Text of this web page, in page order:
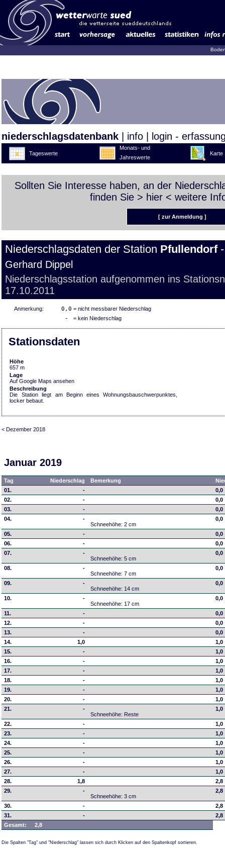
niederschlagsdatenbank info login -
Tageswerte
Monats- und
Jahreswerte
Karte
Sollten Sie Interesse haben, an der
finden Sie > hier < weitere
[ zur Anmeldung ]
Niederschlagsdaten der Station Pfullendorf-
Gerhard Dippel
Niederschlagsstation aufgenommen ins
17.10.2011
Anmerkung: 0,0 = nicht messbarer Niederschlag
- = kein Niederschlag
Stationsdaten
Höhe
657 m
Lage
Auf Google Maps ansehen
Beschreibung
Die Station liegt am Beginn eines Wohnungsbauschwerpunktes,
locker bebaut.
< Dezember 2018
Januar 2019
Tag Niederschlag Bemerkung
01.
-
0,0
02.
-
0,0
03.
-
0,0
04.
-
Schneehöhe: 2 cm
0,0
05. -
0,0
06.
-
0,0
07.
-
Schneehöhe: 5 cm
0,0
08.
-
Schneehöhe: 7 cm
0,0
09.
-
Schneehöhe: 14 cm
0,0
10.
-
Schneehöhe: 17 cm
0,0
11. -
0,0
12.
-
0,0
13.
-
0,0
14.
1,0
1,0
15.
-
1,0
16.
-
1,0
17.
-
1,0
18.
-
1,0
19.
-
1,0
20.
-
1,0
21.
-
Schneehöhe: Reste
1,0
22. -
1,0
23.
-
1,0
24.
-
1,0
25.
-
1,0
26.
-
1,0
27.
-
1,0
28.
1,8
2,8
29.
-
Schneehöhe: 3 cm
2,8
30. -
2,8
31.
-
2,8
Gesamt:
2,8
Die Spalten "Tag" und "Niederschlag" lassen sich durch Klicken auf den Spaltenkopf sortieren.